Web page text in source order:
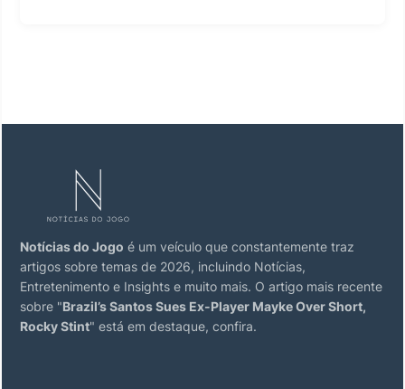
Notícias do Jogo é um veículo que constantemente traz
artigos sobre temas de 2026, incluindo Notícias,
Entretenimento e Insights e muito mais. O artigo mais recente
sobre "Brazil’s Santos Sues Ex-Player Mayke Over Short,
Rocky Stint" está em destaque, confira.